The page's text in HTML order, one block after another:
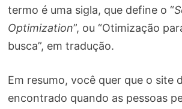
termo é uma sigla, que define o “
Optimization”, ou “Otimização
busca”, em tradução.
Em resumo, você quer que o site
encontrado quando as pessoas